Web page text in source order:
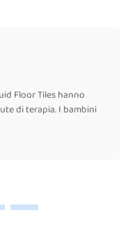
Floor Tiles hanno
di terapia. I bambini